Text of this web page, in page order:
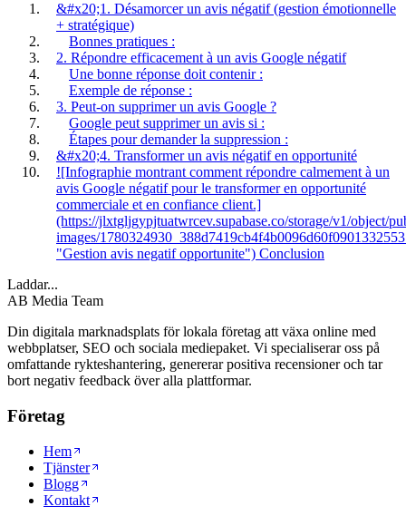
&#x20;1. Désamorcer un avis négatif (gestion émotionnelle
+ stratégique)
Bonnes pratiques :
2. Répondre efficacement à un avis Google négatif
Une bonne réponse doit contenir :
Exemple de réponse :
3. Peut-on supprimer un avis Google ?
Google peut supprimer un avis si :
Étapes pour demander la suppression :
&#x20;4. Transformer un avis négatif en opportunité
![Infographie montrant comment répondre calmement à un
avis Google négatif pour le transformer en opportunité
commerciale et en confiance client.]
(https://jlxtgljgypjtuatwrcev.supabase.co/storage/v1/object/
images/
"Gestion avis negatif opportunite") Conclusion
Laddar...
AB Media Team
Din digitala marknadsplats för lokala företag att växa online med
webbplatser, SEO och sociala mediepaket. Vi specialiserar oss på
omfattande rykteshantering, genererar positiva recensioner och tar
bort negativ feedback över alla plattformar.
Företag
Hem
Tjänster
Blogg
Kontakt